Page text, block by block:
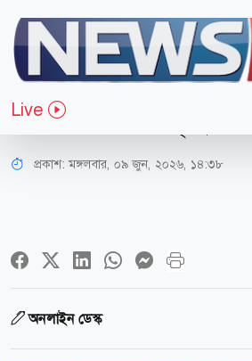
Live
সারাদেশ
পাবনায় কিশোরী ধর্ষণ-
আগুন, তিনজনের মৃত্যু
প্রকাশ:মঙ্গলবার, ০৯ জুন, ২০২৬, ১৪:৩৮
অনলাইন ডেস্ক